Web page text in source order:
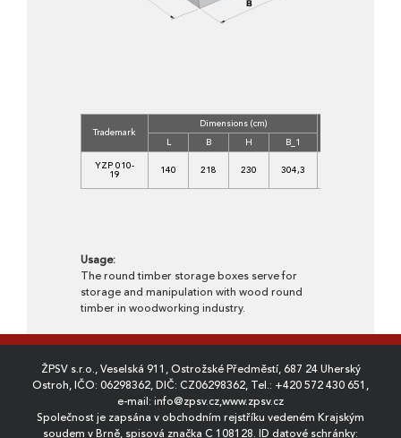
Trademark
Dimensions (cm)
L B H
B_1
YZP 010-
19 140 218 230 304,3
Usage:
The round timber storage boxes serve for
storage and manipulation with wood round
timber in woodworking industry.
ŽPSV s.r.o., Veselská 911, Ostrožské Předměstí, 687 24 Uherský
Ostroh, IČO: 06298362, DIČ: CZ06298362, Tel.: +420 572 430 651 ,
e-mail: info@zpsv.cz,www.zpsv.cz
Společnost je zapsána v obchodním rejstříku vedeném Krajským
soudem v Brně, spisová značka C 108128. ID datové schránky: